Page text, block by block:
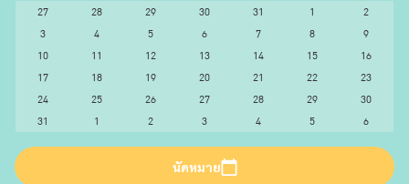
27
28 29 30 31 1
2
3
4 5 6 7 8
9
10
11 12 13 14 15
16
17
18 19 20 21 22
23
24
25 26 27 28 29
30
31
1 2 3 4 5 6
นัดหมาย